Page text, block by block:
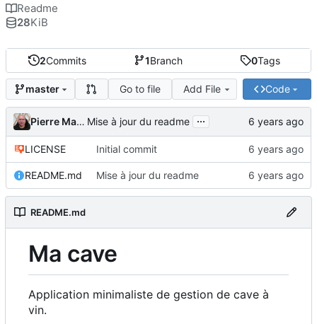
2Commits 1Branch 0Tags
master Go to file Add File Code
Pierre Martin Mise à jour du readme ...
LICENSE Initial commit
README.md Mise à jour du readme
README.md
Ma cave
Application minimaliste de gestion de cave à
vin.
Readme
28KiB